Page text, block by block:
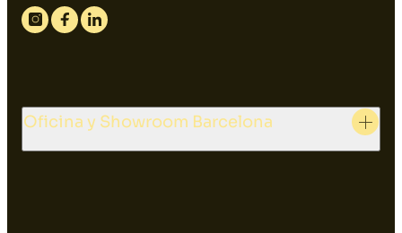
Instagram
FacebookLinkedin
Oficina y Showroom Barcelona